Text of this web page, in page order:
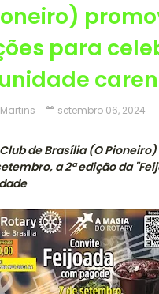
para
setembro 06, 2024
de Brasília (O
a 2ª edição da